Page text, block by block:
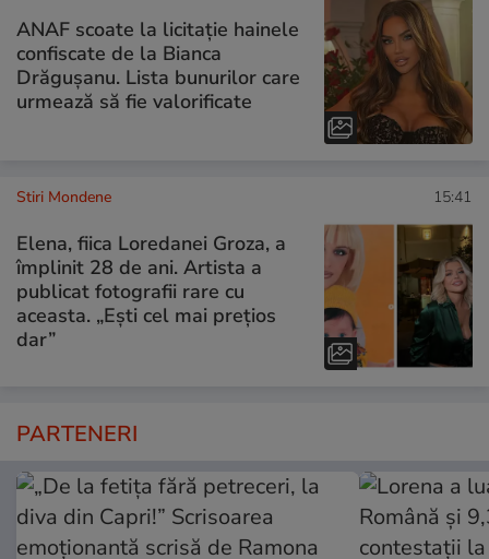
ANAF scoate la licitație hainele
confiscate de la Bianca
Drăgușanu. Lista bunurilor care
urmează să fie valorificate
Stiri Mondene 15:41
Elena, fiica Loredanei Groza, a
împlinit 28 de ani. Artista a
publicat fotografii rare cu
aceasta. „Ești cel mai prețios
dar”
PARTENERI